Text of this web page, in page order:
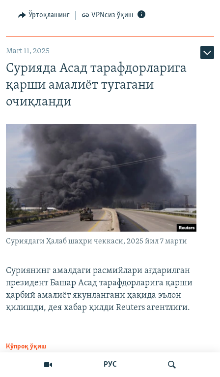
РУС
Ўртоқлашинг VPNсиз ўқиш
Mart 11, 2025
Сурияда Асад тарафдорларига
қарши амалиёт тугагани
очиқланди
Суриядаги Ҳалаб шаҳри чеккаси, 2025 йил 7 марти
Суриянинг амалдаги расмийлари ағдарилган
президент Башар Асад тарафдорларига қарши
ҳарбий амалиёт якунлангани ҳақида эълон
қилишди, дея хабар қилди Reuters агентлиги.
Кўпроқ ўқиш